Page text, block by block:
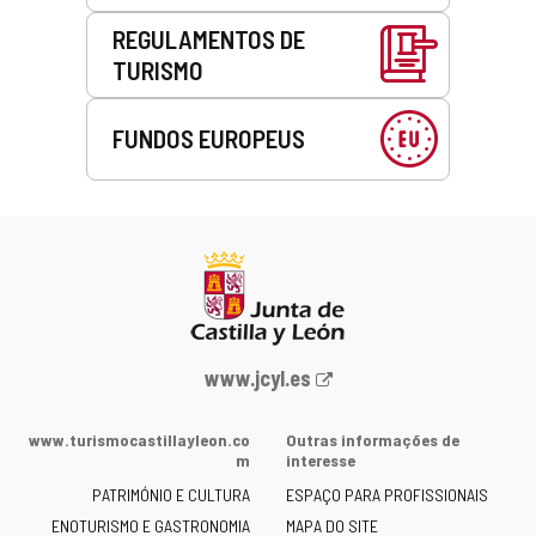
REGULAMENTOS DE
TURISMO
FUNDOS EUROPEUS
Portal
Junta
Castilla
www.jcyl.es
www.turismocastillayleon.co
m
PATRIMÓNIO E CULTURA
ENOTURISMO E GASTRONOMIA
Outras informações de
interesse
ESPAÇO PARA PROFISSIONAIS
MAPA DO SITE